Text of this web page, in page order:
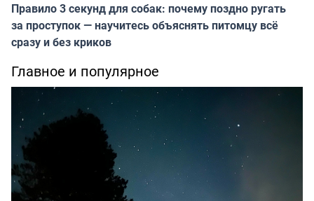
Правило 3 секунд для собак: почему поздно ругать
за проступок — научитесь объяснять питомцу всё
сразу и без криков
Главное и популярное